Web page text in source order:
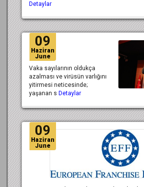
Detaylar
09
Haziran
June
Vaka sayılarının oldukça
azalması ve virüsün varlığını
yitirmesi neticesinde;
yaşanan s Detaylar
09
Haziran
June